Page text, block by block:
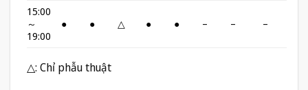
15:00
～
19:00
● ● △ ● ● – – –
△: Chỉ phẫu thuật